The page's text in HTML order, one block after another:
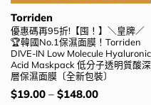
Torriden
優惠碼再95折!【囤！】＼皇牌／
🏆韓國No.1保濕面膜！Torriden
DIVE-IN Low Molecule Hyaluronic
Acid Maskpack 低分子透明質酸深
層保濕面膜〔全新包裝〕
價
$19.00– $148.00